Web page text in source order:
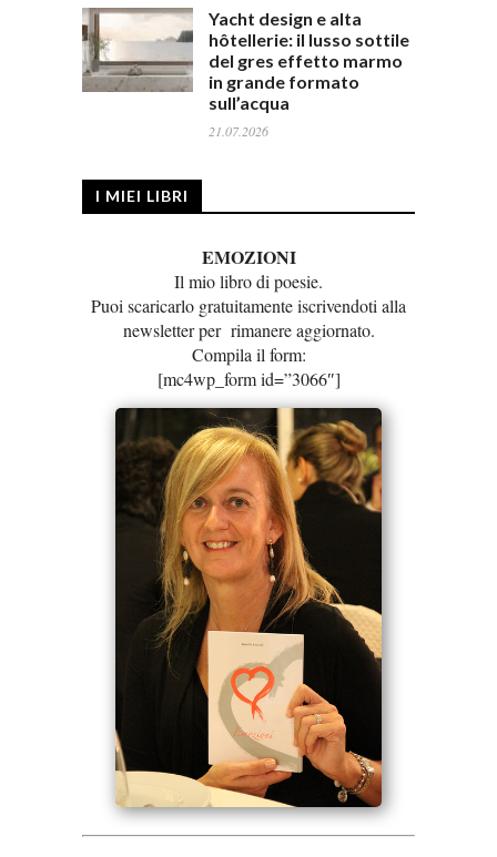
Yacht design e alta
hôtellerie: il lusso sottile
del gres effetto marmo
in grande formato
sull’acqua
21.07.2026
I MIEI LIBRI
EMOZIONI
Il mio libro di poesie.
Puoi scaricarlo gratuitamente iscrivendoti alla
newsletter per rimanere aggiornato.
Compila il form:
[mc4wp_form id=”3066″]